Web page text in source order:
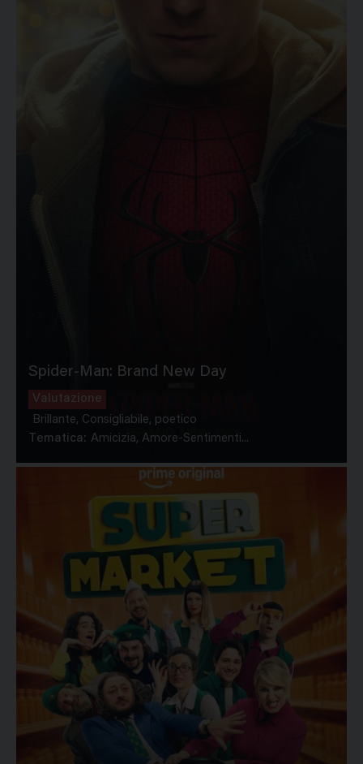
Spider-Man: Brand New Day
Valutazione
Brillante, Consigliabile, poetico
Tematica: Amicizia, Amore-Sentimenti...